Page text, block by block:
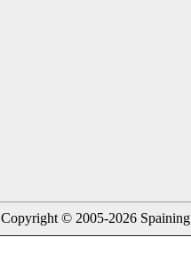
Copyright © 2005-2026